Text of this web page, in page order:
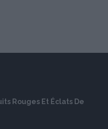
Rouges Et Éclats De